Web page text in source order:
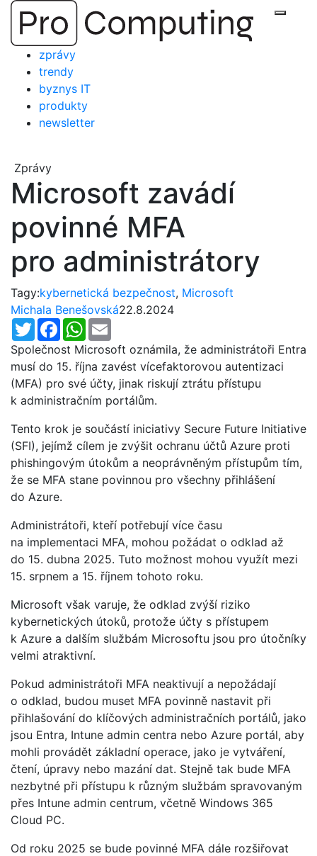
Přejít
obsah
zprávy
trendy
byznys IT
produkty
newsletter
Zprávy
Microsoft zavádí
povinné MFA
pro administrátory
Tagy:kybernetická bezpečnost, Microsoft
Michala Benešovská22.8.2024
TwitterFacebookWhatsApp
Společnost Microsoft oznámila, že administrátoři Entra
musí do 15. října zavést vícefaktorovou autentizaci
(MFA) pro své účty, jinak riskují ztrátu přístupu
k administračním portálům.
Tento krok je součástí iniciativy Secure Future Initiative
(SFI), jejímž cílem je zvýšit ochranu účtů Azure proti
phishingovým útokům a neoprávněným přístupům tím,
že se MFA stane povinnou pro všechny přihlášení
do Azure.
Administrátoři, kteří potřebují více času
na implementaci MFA, mohou požádat o odklad až
do 15. dubna 2025. Tuto možnost mohou využít mezi
15. srpnem a 15. říjnem tohoto roku.
Microsoft však varuje, že odklad zvýší riziko
kybernetických útoků, protože účty s přístupem
k Azure a dalším službám Microsoftu jsou pro útočníky
velmi atraktivní.
Pokud administrátoři MFA neaktivují a nepožádají
o odklad, budou muset MFA povinně nastavit při
přihlašování do klíčových administračních portálů, jako
jsou Entra, Intune admin centra nebo Azure portál, aby
mohli provádět základní operace, jako je vytváření,
čtení, úpravy nebo mazání dat. Stejně tak bude MFA
nezbytné při přístupu k různým službám spravovaným
přes Intune admin centrum, včetně Windows 365
Cloud PC.
Od roku 2025 se bude povinné MFA dále rozšiřovat